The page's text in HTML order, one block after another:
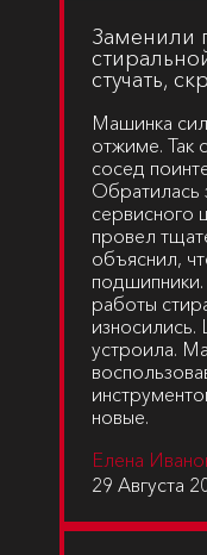
Заменили
стучать,
Машинка
отжиме. Так
сосед
Обратилась
сервисного
провел
объяснил,
работы
устроила.
новые.
Елена
29 Августа